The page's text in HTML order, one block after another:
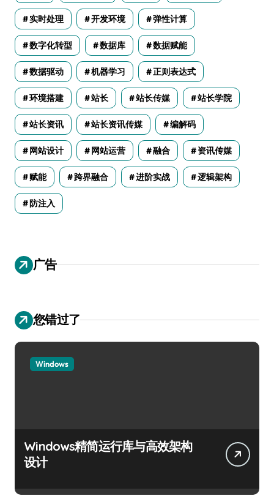
实时处理 开发环境 弹性计算
数字化转型 数据库 数据赋能
数据驱动 机器学习 正则表达式
环境搭建 站长 站长传媒 站长学院
站长资讯 站长资讯传媒 编解码
网站设计 网站运营 融合 资讯传媒
赋能 跨界融合 进阶实战 逻辑架构
防注入
广告
您错过了
Windows
Windows精简运行库与高效架构
设计